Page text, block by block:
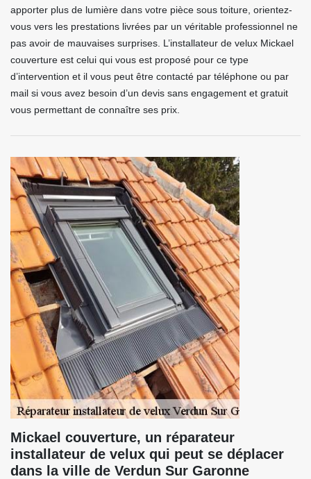
apporter plus de lumière dans votre pièce sous toiture, orientez-
vous vers les prestations livrées par un véritable professionnel ne
pas avoir de mauvaises surprises. L’installateur de velux Mickael
couverture est celui qui vous est proposé pour ce type
d’intervention et il vous peut être contacté par téléphone ou par
mail si vous avez besoin d’un devis sans engagement et gratuit
vous permettant de connaître ses prix.
Mickael couverture, un réparateur
installateur de velux qui peut se déplacer
dans la ville de Verdun Sur Garonne